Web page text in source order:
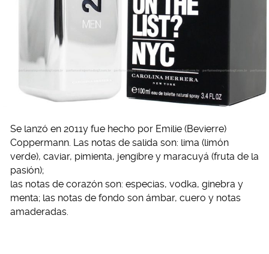
Se lanzó en 2011y fue hecho por Emilie (Bevierre)
Coppermann. Las notas de salida son: lima (limón
verde), caviar, pimienta, jengibre y maracuyá (fruta de la
pasión);
las notas de corazón son: especias, vodka, ginebra y
menta; las notas de fondo son ámbar, cuero y notas
amaderadas.